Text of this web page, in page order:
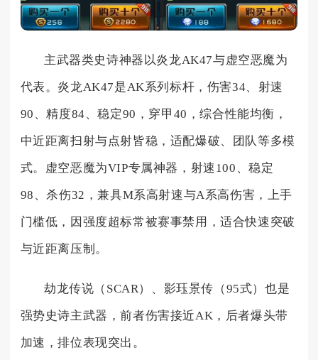
主武器类史诗神器以炎龙AK47与虚空恶魔为
代表。炎龙AK47是AK系列标杆，伤害34、射速
90、精度84、稳定90，穿甲40，综合性能均衡，
中近距离扫射与点射皆稳，适配爆破、团队等多模
式。虚空恶魔为VIP专属神器，射速100、稳定
98、杀伤32，兼具M系高射速与A系高伤害，上手
门槛低，因强度超标常被赛事禁用，适合快速突破
与近距离压制。
劫龙传说（SCAR）、影珏景传（95式）也是
强势史诗主武器，前者伤害接近AK，后者爆头带
加速，排位表现突出。